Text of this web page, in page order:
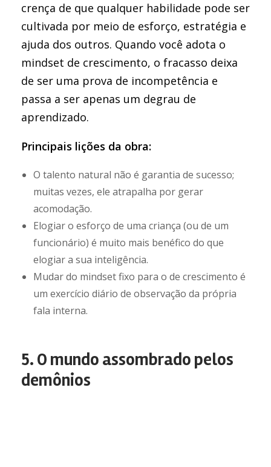
crença de que qualquer habilidade pode ser
cultivada por meio de esforço, estratégia e
ajuda dos outros. Quando você adota o
mindset de crescimento, o fracasso deixa
de ser uma prova de incompetência e
passa a ser apenas um degrau de
aprendizado.
Principais lições da obra:
O talento natural não é garantia de sucesso;
muitas vezes, ele atrapalha por gerar
acomodação.
Elogiar o esforço de uma criança (ou de um
funcionário) é muito mais benéfico do que
elogiar a sua inteligência.
Mudar do mindset fixo para o de crescimento é
um exercício diário de observação da própria
fala interna.
5. O mundo assombrado pelos
demônios